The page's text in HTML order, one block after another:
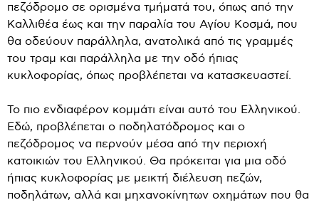
πεζόδρομο σε ορισμένα τμήματά του, όπως από την
Καλλιθέα έως και την παραλία του Αγίου Κοσμά, που
θα οδεύουν παράλληλα, ανατολικά από τις γραμμές
του τραμ και παράλληλα με την οδό ήπιας
κυκλοφορίας, όπως προβλέπεται να κατασκευαστεί.
Το πιο ενδιαφέρον κομμάτι είναι αυτό του Ελληνικού.
Εδώ, προβλέπεται ο ποδηλατόδρομος και ο
πεζόδρομος να περνούν μέσα από την περιοχή
κατοικιών του Ελληνικού. Θα πρόκειται για μια οδό
ήπιας κυκλοφορίας με μεικτή διέλευση πεζών,
ποδηλάτων, αλλά και μηχανοκίνητων οχημάτων που θα